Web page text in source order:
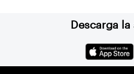
Descarga